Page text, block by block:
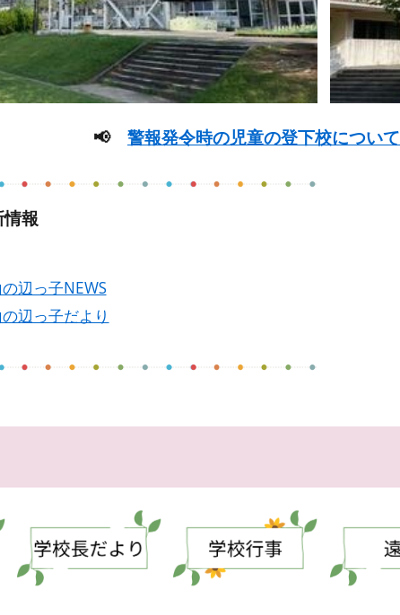
📢 警報発令時の児童の登下校について
報
辺っ子NEWS
辺っ子だより